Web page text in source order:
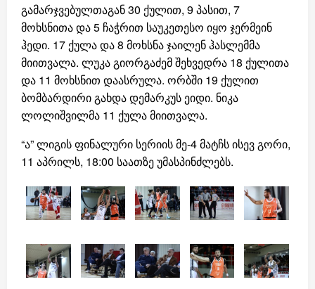
გამარჯვებულთაგან 30 ქულით, 9 პასით, 7
მოხსნითა და 5 ჩაჭრით საუკეთესო იყო ჯერმეინ
ჰედი. 17 ქულა და 8 მოხსნა ჯაილენ ჰასლემმა
მიითვალა. ლუკა გიორგაძემ შეხვედრა 18 ქულითა
და 11 მოხსნით დაასრულა. ორბში 19 ქულით
ბომბარდირი გახდა დემარკუს ეიდი. ნიკა
ლოლიშვილმა 11 ქულა მიითვალა.
“ა” ლიგის ფინალური სერიის მე-4 მატჩს ისევ გორი,
11 აპრილს, 18:00 საათზე უმასპინძლებს.